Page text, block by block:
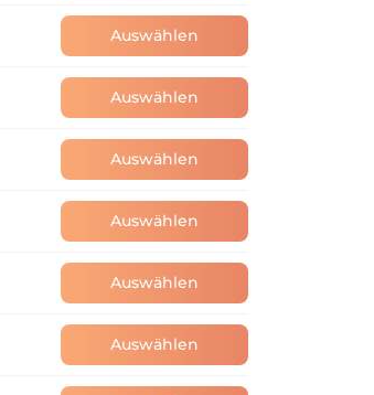
Auswählen
Auswählen
Auswählen
Auswählen
Auswählen
Auswählen